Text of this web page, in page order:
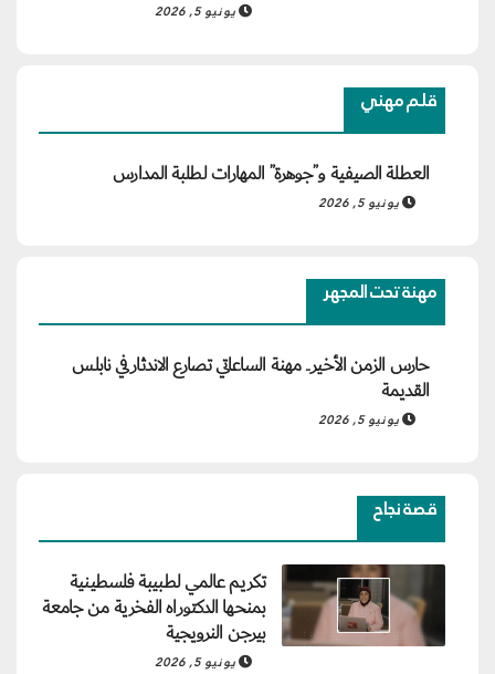
يونيو 5, 2026
قلم مهني
العطلة الصيفية و”جوهرة” المهارات لطلبة المدارس
يونيو 5, 2026
مهنة تحت المجهر
حارس الزمن الأخير.. مهنة الساعاتي تصارع الاندثار في نابلس
القديمة
يونيو 5, 2026
قصة نجاح
تكريم عالمي لطبيبة فلسطينية
بمنحها الدكتوراه الفخرية من جامعة
بيرجن النرويجية
يونيو 5, 2026